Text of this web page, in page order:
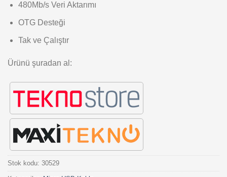
480Mb/s Veri Aktarımı
OTG Desteği
Tak ve Çalıştır
Ürünü şuradan al:
Stok kodu: 30529